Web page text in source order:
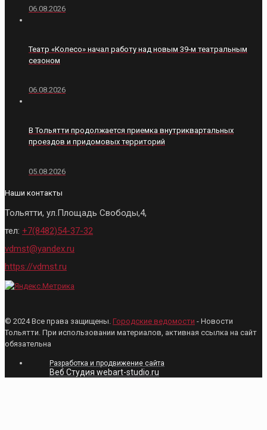
06.08.2026
Театр «Колесо» начал работу над новым 39‑м театральным
сезоном
06.08.2026
В Тольятти продолжается приемка внутриквартальных
проездов и придомовых территорий
05.08.2026
Наши контакты
Тольятти, ул.Площадь Свободы,4,
тел: +7(8482)54-37-32
vdmst@yandex.ru
https://vdmst.ru
© 2024 Все права защищены. Городские ведомости - Новости
Тольятти. При использовании материалов, активная ссылка на сайт
обязательна
Разработка и продвижение сайта
Веб Студия webart-studio.ru